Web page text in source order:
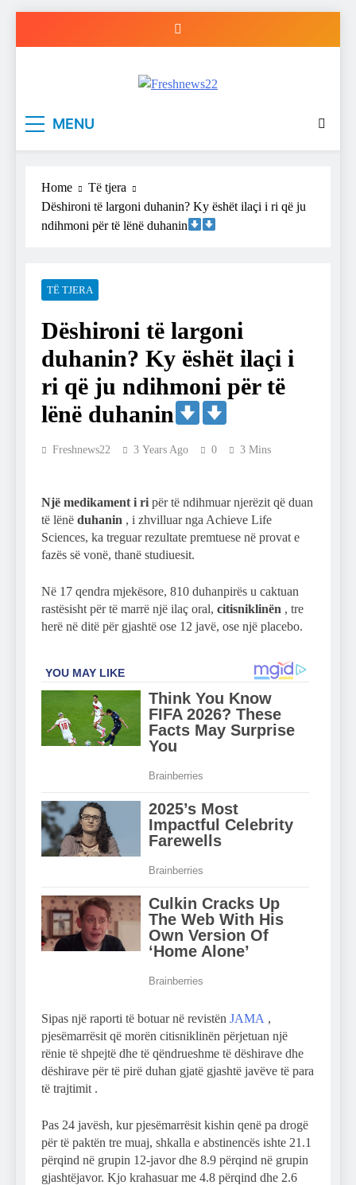
MENU
Home
Të tjera
Dëshironi të largoni duhanin? Ky ëshët ilaçi i ri që ju
ndihmoni për të lënë duhanin
TË TJERA
Dëshironi të largoni
duhanin? Ky ëshët ilaçi i
ri që ju ndihmoni për të
lënë duhanin
Freshnews22 3 Years Ago 0 3 Mins
Një medikament i ri për të ndihmuar njerëzit që duan
të lënë duhanin , i zhvilluar nga Achieve Life
Sciences, ka treguar rezultate premtuese në provat e
fazës së vonë, thanë studiuesit.
Në 17 qendra mjekësore, 810 duhanpirës u caktuan
rastësisht për të marrë një ilaç oral, citisniklinën , tre
herë në ditë për gjashtë ose 12 javë, ose një placebo.
Sipas një raporti të botuar në revistën JAMA ,
pjesëmarrësit që morën citisniklinën përjetuan një
rënie të shpejtë dhe të qëndrueshme të dëshirave dhe
dëshirave për të pirë duhan gjatë gjashtë javëve të para
të trajtimit .
Pas 24 javësh, kur pjesëmarrësit kishin qenë pa drogë
për të paktën tre muaj, shkalla e abstinencës ishte 21.1
përqind në grupin 12-javor dhe 8.9 përqind në grupin
gjashtëjavor. Kjo krahasuar me 4.8 përqind dhe 2.6